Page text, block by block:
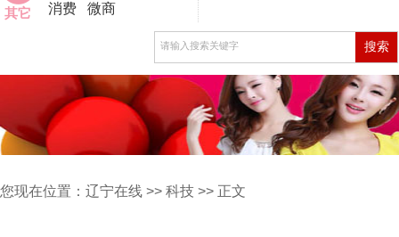
其它
消费
微商
您现在位置： 辽宁在线 >> 科技 >> 正文